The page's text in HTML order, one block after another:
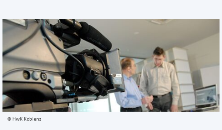
HwK Koblenz